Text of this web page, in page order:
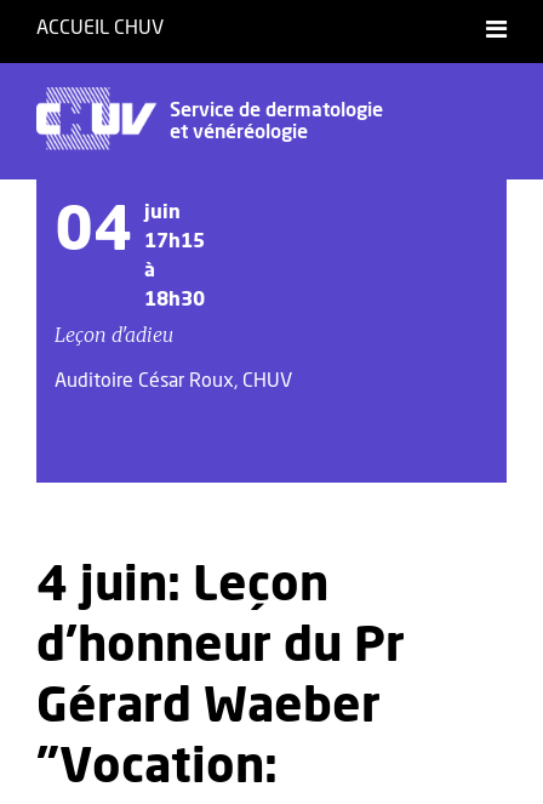
ACCUEIL CHUV
Service de dermatologie
et vénéréologie
04
juin
17h15
à
18h30
Leçon d'adieu
Auditoire César Roux, CHUV
4 juin: Leçon
d'honneur du Pr
Gérard Waeber
"Vocation: